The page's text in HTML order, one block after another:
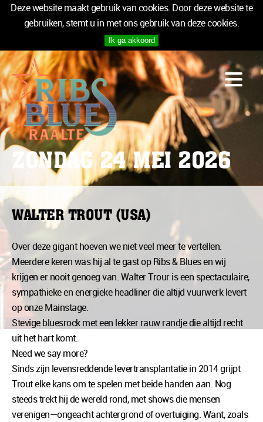
Deze website maakt gebruik van cookies. Door deze website te
gebruiken, stemt u in met ons gebruik van deze cookies.
Ik ga akkoord
PROGRAMMA
LOGIES
INFO
MEDIA
TICKETS
SPONSOREN
NIEUWSBRIEF
TICKETS
ZONDAG 24 MEI 2026
WALTER TROUT (USA)
Over deze gigant hoeven we niet veel meer te vertellen.
Meerdere keren was hij al te gast op Ribs & Blues en wij
krijgen er nooit genoeg van. Walter Trour is een spectaculaire,
sympathieke en energieke headliner die altijd vuurwerk levert
op onze Mainstage.
Stevige bluesrock met een lekker rauw randje die altijd recht
uit het hart komt.
Need we say more?
Sinds zijn levensreddende levertransplantatie in 2014 grijpt
Trout elke kans om te spelen met beide handen aan. Nog
steeds trekt hij de wereld rond, met shows die mensen
verenigen—ongeacht achtergrond of overtuiging. Want, zoals